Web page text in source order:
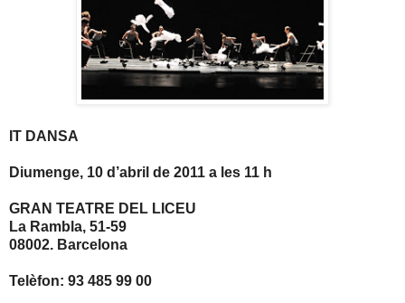
IT DANSA
Diumenge, 10 d’abril de 2011 a les 11 h
GRAN TEATRE DEL LICEU
La Rambla, 51-59
08002. Barcelona
Telèfon: 93 485 99 00